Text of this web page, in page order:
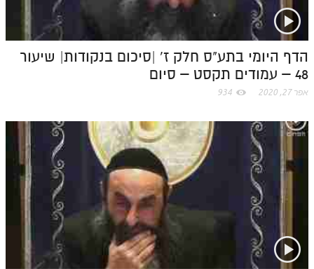
o
m
הדף היומי בתע"ס חלק ז' |סיכום בנקודות| שיעור
48 – עמודים תקסט – סיום
אפר 27, 2020 934